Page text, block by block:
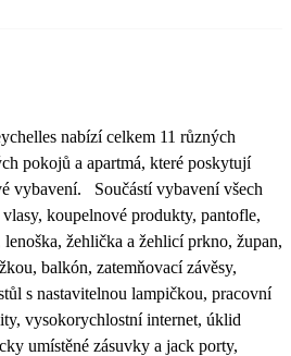
nabízí celkem 11 různých
pokojů a apartmá, které poskytují
vybavení. Součástí vybavení všech
koupelnové produkty, pantofle,
žehlička a žehlicí prkno, župan,
balkón, zatemňovací závěsy,
s nastavitelnou lampičkou, pracovní
vysokorychlostní internet, úklid
umístěné zásuvky a jack porty,